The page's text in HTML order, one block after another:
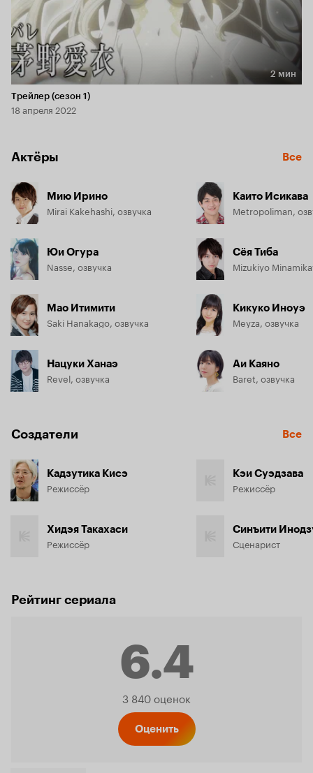
Длительность 2 мин
2 мин
Трейлер (сезон 1)
18 апреля 2022
Актёры Все
Мию Ирино
Mirai Kakehashi, озвучка
Юи Огура
Nasse, озвучка
Мао Итимити
Saki Hanakago, озвучка
Нацуки Ханаэ
Revel, озвучка
Каито Исикава
Metropoliman,
Сёя Тиба
Mizukiyo
Кикуко Иноуэ
Meyza, озвучка
Аи Каяно
Baret, озвучка
Создатели Все
Кадзутика Кисэ
Режиссёр
Хидэя Такахаси
Режиссёр
Кэи Суэдзава
Режиссёр
Синъити
Сценарист
Рейтинг сериала
6.4
Рейтинг
3 840 оценок
Оценить